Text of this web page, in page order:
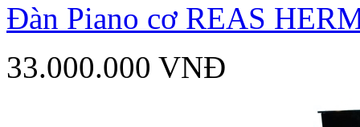
Đàn Piano cơ REAS
33.000.000 VNĐ